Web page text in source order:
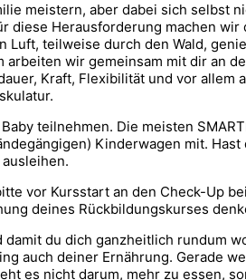
meistern, aber dabei sich selbst
diese Herausforderung machen wir
Luft, teilweise durch den Wald,
arbeiten wir gemeinsam mit dir an
Kraft, Flexibilität und vor allem
teilnehmen. Die meisten
Kinderwagen mit.
vor Kursstart an den Check-Up
deines Rückbildungskurses
du dich ganzheitlich rundum
auch deiner Ernährung. Gerade
es nicht darum, mehr zu essen,